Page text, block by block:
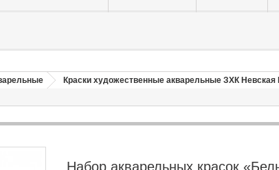
Краски художественные акварельные ЗХК Невская
Набор акварельных красок